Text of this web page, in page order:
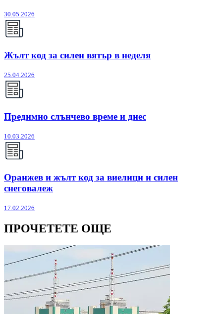
30.05.2026
Жълт код за силен вятър в неделя
25.04.2026
Предимно слънчево време и днес
10.03.2026
Оранжев и жълт код за виелици и силен
снеговалеж
17.02.2026
ПРОЧЕТЕТЕ ОЩЕ